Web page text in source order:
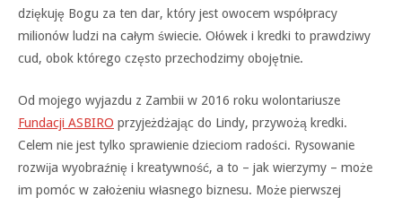
dziękuję Bogu za ten dar, który jest owocem współpracy
milionów ludzi na całym świecie. Ołówek i kredki to prawdziwy
cud, obok którego często przechodzimy obojętnie.
Od mojego wyjazdu z Zambii w 2016 roku wolontariusze
Fundacji ASBIRO przyjeżdżając do Lindy, przywożą kredki.
Celem nie jest tylko sprawienie dzieciom radości. Rysowanie
rozwĳa wyobraźnię i kreatywność, a to – jak wierzymy – może
im pomóc w założeniu własnego biznesu. Może pierwszej